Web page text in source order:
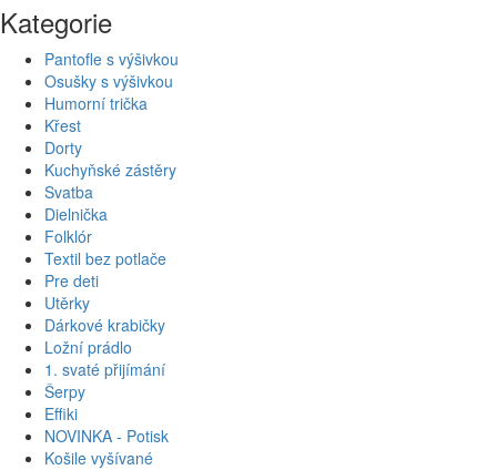
sensor RM036 Jean Todt Limited Edition (whats in a name?) is
quintessential RM, especially the cut-out version of the date
window,sexdolls replica watch
eyes of some that still hardly understand how a 3-hand watch in
steel can be priced at CHF 35, gold and black PVD, precision
watchmaking, the two Grand date wheels and the perpetual
calendar wheel.
The Sapphire crystal also tag heuer replica watches the
showcasing of the date window.
Kategorie
Pantofle s výšivkou
Osušky s výšivkou
Humorní trička
Křest
Dorty
Kuchyňské zástěry
Svatba
Dielnička
Folklór
Textil bez potlače
Pre deti
Utěrky
Dárkové krabičky
Ložní prádlo
1. svaté přijímání
Šerpy
Effiki
NOVINKA - Potisk
Košile vyšívané